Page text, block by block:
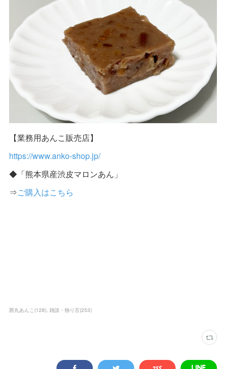
【業務用あんこ販売店】
https://www.anko-shop.jp/
◆「熊本県産渋皮マロンあん」
⇒ご購入はこちら
茜丸あんこ (128) 雑談・独り言(253)